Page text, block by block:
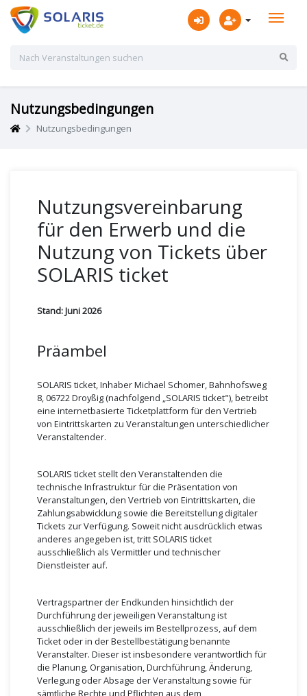
Nutzungsbedingungen
Nutzungsbedingungen
Nutzungsvereinbarung
für den Erwerb und die
Nutzung von Tickets über
SOLARIS ticket
Stand: Juni 2026
Präambel
SOLARIS ticket, Inhaber Michael Schomer, Bahnhofsweg
8, 06722 Droyßig (nachfolgend „SOLARIS ticket"), betreibt
eine internetbasierte Ticketplattform für den Vertrieb
von Eintrittskarten zu Veranstaltungen unterschiedlicher
Veranstaltender.
SOLARIS ticket stellt den Veranstaltenden die
technische Infrastruktur für die Präsentation von
Veranstaltungen, den Vertrieb von Eintrittskarten, die
Zahlungsabwicklung sowie die Bereitstellung digitaler
Tickets zur Verfügung. Soweit nicht ausdrücklich etwas
anderes angegeben ist, tritt SOLARIS ticket
ausschließlich als Vermittler und technischer
Dienstleister auf.
Vertragspartner der Endkunden hinsichtlich der
Durchführung der jeweiligen Veranstaltung ist
ausschließlich der jeweils im Bestellprozess, auf dem
Ticket oder in der Bestellbestätigung benannte
Veranstalter. Dieser ist insbesondere verantwortlich für
die Planung, Organisation, Durchführung, Änderung,
Verlegung oder Absage der Veranstaltung sowie für
sämtliche Rechte und Pflichten aus dem